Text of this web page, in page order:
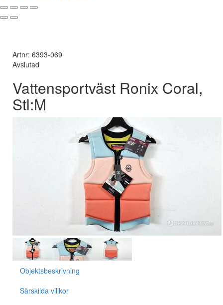
Artnr: 6393-069
Avslutad
Vattensportväst Ronix Coral,
Stl:M
Objektsbeskrivning
Särskilda villkor